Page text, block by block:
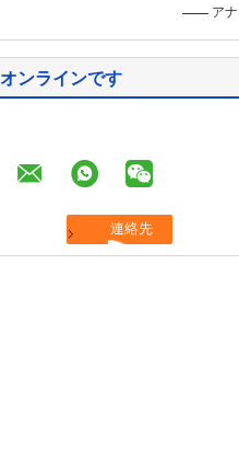
—— アナ
オンラインです